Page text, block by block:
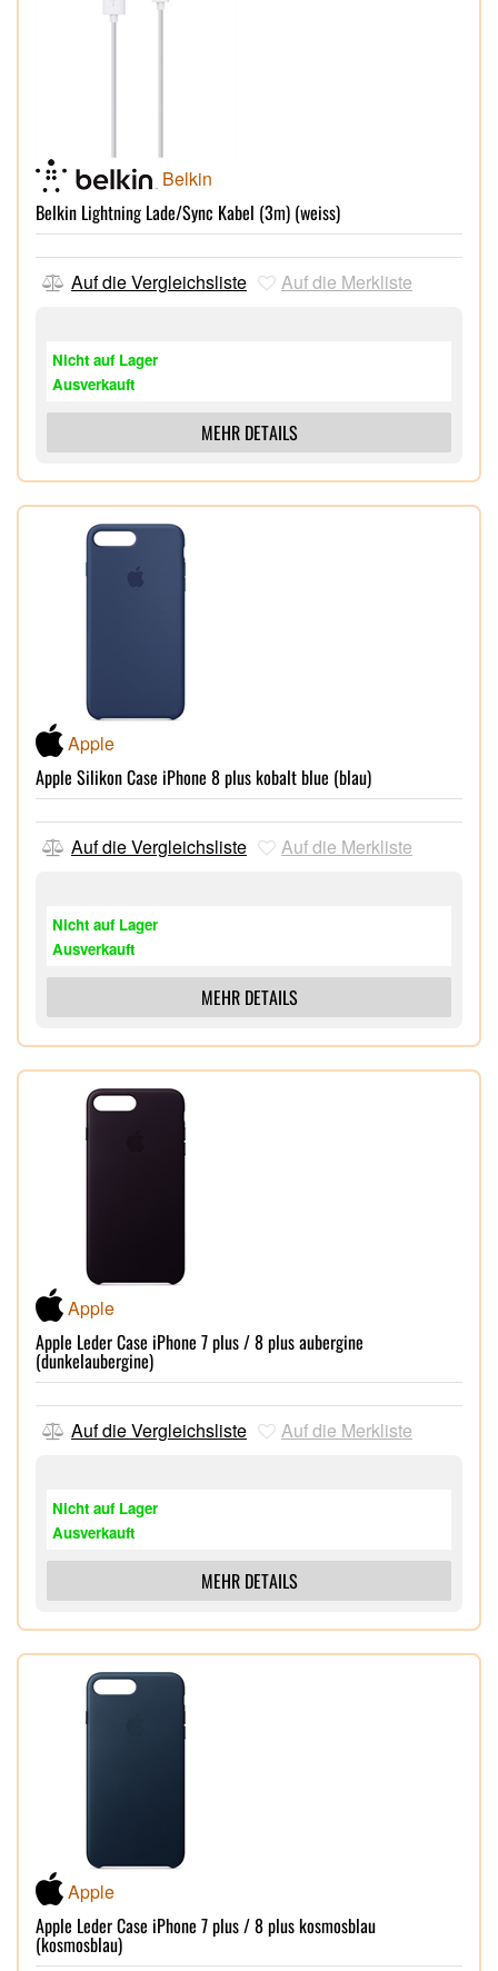
Belkin
Belkin Lightning Lade/Sync Kabel (3m) (weiss)
Auf die Vergleichsliste Auf die Merkliste
Nicht auf Lager
Ausverkauft
MEHR DETAILS
Apple
Apple Silikon Case iPhone 8 plus kobalt blue (blau)
Auf die Vergleichsliste Auf die Merkliste
Nicht auf Lager
Ausverkauft
MEHR DETAILS
Apple
Apple Leder Case iPhone 7 plus / 8 plus aubergine
(dunkelaubergine)
Auf die Vergleichsliste Auf die Merkliste
Nicht auf Lager
Ausverkauft
MEHR DETAILS
Apple
Apple Leder Case iPhone 7 plus / 8 plus kosmosblau
(kosmosblau)